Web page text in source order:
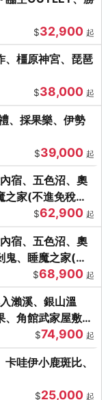
$32,900 起
、橿原神宮、琵琶
$38,000 起
、採果樂、伊勢
$39,000 起
宿、五色沼、奧
家(不進免稅店)
$62,900 起
宿、五色沼、奧
鬼、睡魔之家(不
$68,900 起
瀨溪、銀山溫
、角館武家屋敷
$74,900 起
哇伊小鹿斑比、
$25,000 起